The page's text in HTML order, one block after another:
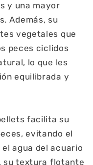
y una mayor
Además, su
vegetales que
peces ciclidos
lo que les
equilibrada y
facilita su
evitando el
agua del acuario
su textura flotante